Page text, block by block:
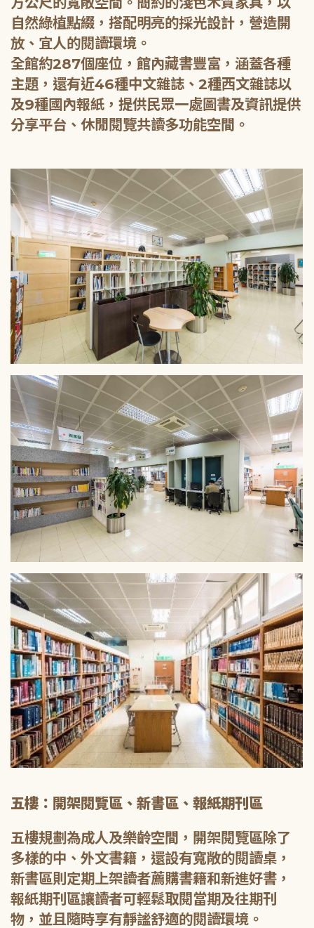
自然綠植點綴，搭配明亮的採光設計，營造開
放、宜人的閱讀環境。
全館約287個座位，館內藏書豐富，涵蓋各種
主題，還有近46種中文雜誌、2種西文雜誌以
及9種國內報紙，提供民眾一處圖書及資訊提供
五樓：開架閱覽區、新書區、報紙期刊區
五樓規劃為成人及樂齡空間，開架閱覽區除了
多樣的中、外文書籍，還設有寬敞的閱讀桌，
新書區則定期上架讀者薦購書籍和新進好書，
報紙期刊區讓讀者可輕鬆取閱當期及往期刊
物，並且隨時享有靜謐舒適的閱讀環境。